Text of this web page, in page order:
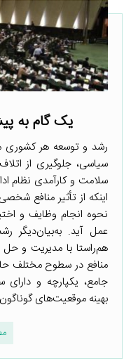
یک گام به
رشد و توسعه هر کشوری
سیاسی، جلوگیری از
سلامت و کارآمدی نظام
اینکه از تأثیر منافع
نحوه انجام وظایف و
عمل آید. به‌بیان‌دیگر
هم‌راستا با مدیریت و
منافع در سطوح مختلف
جامع، یکپارچه و دارای
بهینه موقعیت‌های